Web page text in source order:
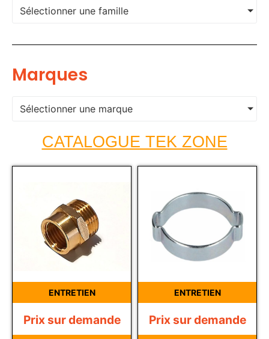
Sélectionner une famille
Marques
Sélectionner une marque
CATALOGUE TEK ZONE
ENTRETIEN
Prix sur demande
ENTRETIEN
Prix sur demande